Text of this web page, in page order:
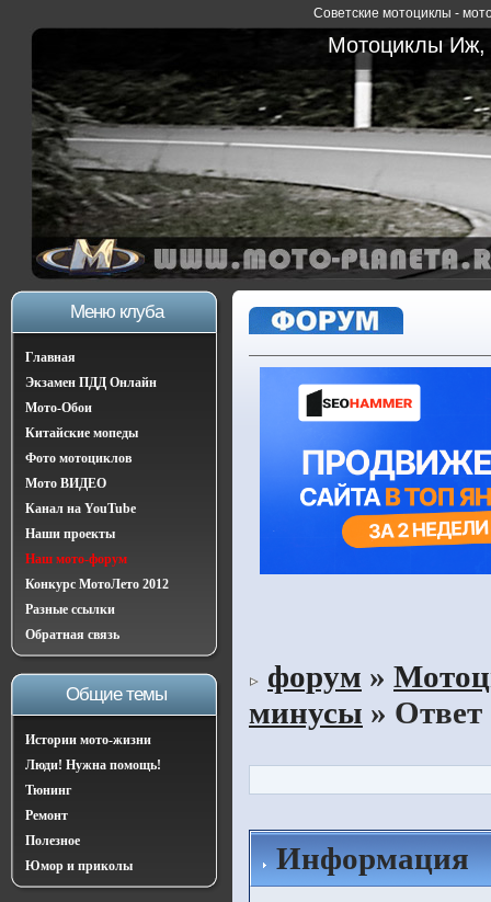
Советские мотоциклы -
Мотоциклы Иж,
Меню клуба
Главная
Экзамен ПДД Онлайн
Мото-Обои
Китайские мопеды
Фото мотоциклов
Мото ВИДЕО
Канал на YouTube
Наши проекты
Наш мото-форум
Конкурс МотоЛето 2012
Разные ссылки
Обратная связь
Общие темы
Истории мото-жизни
Люди! Нужна помощь!
Тюнинг
Ремонт
Полезное
Юмор и приколы
форум »
минусы » Ответ
Информация